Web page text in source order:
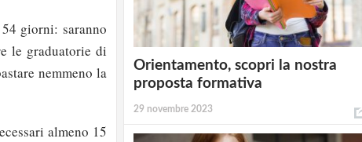
giorni: saranno
le graduatorie di
nemmeno la
almeno 15
Orientamento, scopri la nostra
proposta formativa
29 novembre 2023